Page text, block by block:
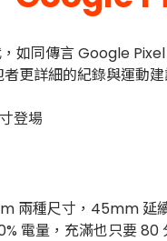
如同傳言 Google
更詳細的紀錄與運動建
種尺寸，45mm 延
電量，充滿也只要 80